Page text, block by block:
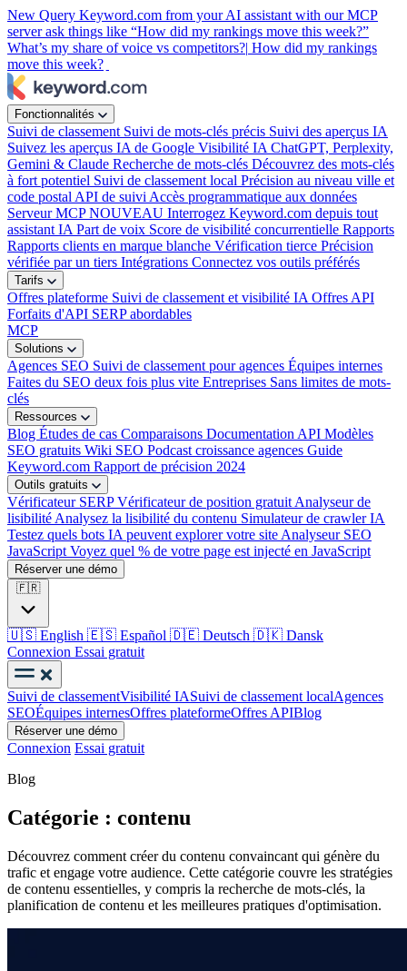
New Query Keyword.com from your AI assistant with our MCP
server ask things like “How did my rankings move this week?”
What’s my share of voice vs competitors?| How did my rankings
move this week?
Fonctionnalités
Suivi de classement Suivi de mots-clés précis Suivi des aperçus IA
Suivez les aperçus IA de Google Visibilité IA ChatGPT, Perplexity,
Gemini & Claude Recherche de mots-clés Découvrez des mots-clés
à fort potentiel Suivi de classement local Précision au niveau ville et
code postal API de suivi Accès programmatique aux données
Serveur MCPNOUVEAU Interrogez Keyword.com depuis tout
assistant IA Part de voix Score de visibilité concurrentielle Rapports
Rapports clients en marque blanche Vérification tierce Précision
vérifiée par un tiers Intégrations Connectez vos outils préférés
Tarifs
Offres plateforme Suivi de classement et visibilité IA Offres API
Forfaits d'API SERP abordables
MCP
Solutions
Agences SEO Suivi de classement pour agences Équipes internes
Faites du SEO deux fois plus vite Entreprises Sans limites de mots-
clés
Ressources
Blog Études de cas Comparaisons Documentation API Modèles
SEO gratuits Wiki SEO Podcast croissance agences Guide
Keyword.com Rapport de précision 2024
Outils gratuits
Vérificateur SERPVérificateur de position gratuit Analyseur de
lisibilité Analysez la lisibilité du contenu Simulateur de crawler IA
Testez quels bots IA peuvent explorer votre site Analyseur SEO
JavaScript Voyez quel % de votre page est injecté en JavaScript
Réserver une démo
🇫🇷
🇺🇸 English 🇪🇸 Español 🇩🇪 Deutsch 🇩🇰 Dansk
Connexion Essai gratuit
Suivi de classementVisibilité IASuivi de classement localAgences
SEOÉquipes internesOffres plateformeOffres APIBlog
Réserver une démo
Connexion Essai gratuit
Blog
Catégorie : contenu
Découvrez comment créer du contenu convaincant qui génère du
trafic et engage votre audience. Cette catégorie couvre les stratégies
de contenu essentielles, y compris la recherche de mots-clés, la
planification de contenu et les meilleures pratiques d'optimisation.